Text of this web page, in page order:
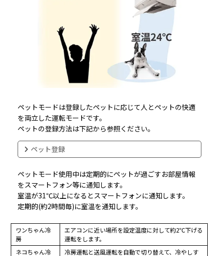
ペットモードは登録したペットに応じて人とペットの快適
を両立した運転モードです。
ペットの登録方法は下記から参照ください。
ペット登録
ペットモード使用中は定期的にペットが過ごすお部屋情報
をスマートフォン等に通知します。
室温が31℃以上になるとスマートフォンに通知します。
定期的(約2時間毎)に室温を通知します。
ワンちゃん冷
房
エアコンに近い場所を設定温度に対して約2℃下げる
運転をします。
ネコちゃん冷
冷房運転と送風運転を自動で切り替えて、冷やしす